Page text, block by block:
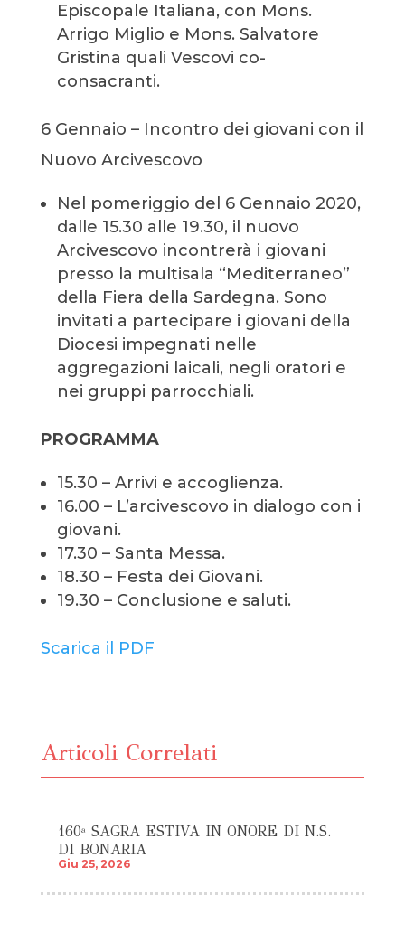
Episcopale Italiana, con Mons.
Arrigo Miglio e Mons. Salvatore
Gristina quali Vescovi co-
consacranti.
6 Gennaio – Incontro dei giovani con il
Nuovo Arcivescovo
Nel pomeriggio del 6 Gennaio 2020,
dalle 15.30 alle 19.30, il nuovo
Arcivescovo incontrerà i giovani
presso la multisala “Mediterraneo”
della Fiera della Sardegna. Sono
invitati a partecipare i giovani della
Diocesi impegnati nelle
aggregazioni laicali, negli oratori e
nei gruppi parrocchiali.
PROGRAMMA
15.30 – Arrivi e accoglienza.
16.00 – L’arcivescovo in dialogo con i
giovani.
17.30 – Santa Messa.
18.30 – Festa dei Giovani.
19.30 – Conclusione e saluti.
Scarica il PDF
Articoli Correlati
160ª SAGRA ESTIVA IN ONORE DI N.S.
DI BONARIA
Giu 25, 2026